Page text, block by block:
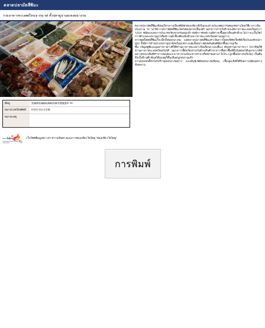
ตลาดปลามัตสึชิมะ
รวมอาหารทะเลสดใหม่มากมาย! ทั้งปลาทูน่าและหอยนางรม
ตลาดปลามัตสึชิมะตั้งอยู่ใจกลางเมืองที่มีนักท่องเที่ยวทั้งในและต่างประเทศมากันพลุกพล่านโดยใช้เวลาเดิน
ประมาณ 10 นาทีจากสถานีมัตสึชิมะไคกังของสายเซ็นเซกิ นอกจากภายในร้ายจะมีอาหารทะเลสดใหม่กว่า
1,500 ชนิดและหลากประเภทเรียงรายกันอยู่แล้ว ยังมีการจัดอีเวนต์ต่างๆ ขึ้นทุกเดือนอีกด้วย ไม่ว่าจะเป็นโชว์
การชำแหละปลาทูน่าหรืออีเวนต์เลี้ยงต้อนรับด้วยอาหารทะเลจับใหม่ตามฤดูกาล
หากพูดถึงมัตสึชิมะก็จะนึกถึงหอยนางรม แต่ตลาดปลามัตสึชิมะดำเนินการโดยบริษัทเรือที่มีเรือประมงจับปลา
ทูน่า จึงมีการจำหน่ายปลาทูน่าที่สดใหม่เพราะแช่แข็งอย่างฉับพลันทันทีที่ยกขึ้นมาบนเรือ
ชั้น 1 มีมุมซูชิและมุมอาหารย่างที่ให้ทานอาหารทะเลย่างใหม่ร้อนๆ และชั้น 2 มีจุดทานอาหารกว่า 120 ที่นั่งให้
ทานอาหารทะเลสดใหม่กันได้ นอกจากนี้ยังเรียงรายไปด้วยสินค้าหายากซึ่งหาซื้อที่อื่นไม่ค่อยได้นอกจากที่นี่
อย่างกับแกล้มที่ทำจากของทะเล อาหารกระป๋อง สาหร่าย หรือซาซะคามาโบโกะ (ลูกชิ้นปลาทรงใบไผ่) เป็นต้น
จึงเป็นร้านค้าที่แค่ได้มองดูก็ตื่นเต้นสนุกสนานแล้ว
ลานจอดรถตั้งรวมกับร้านหอยนางรมย่าง และมีบุฟเฟต์หอยนางรมร้อนๆ เนื้อนุ่มเด้งที่ได้รับความนิยมอย่าง
ล้นหลาม
ที่อยู่ 宮城県宮城郡松島町松島字普賢堂4-10
หมายเลขโทรศัพท์ 0120-50-2318
หมายเหตุ
เว็บไซต์ข้อมูลข่าวสารการเดินทางและการท่องเที่ยวโทโฮคุ “ท่องเที่ยวโทโฮคุ“
การพิมพ์